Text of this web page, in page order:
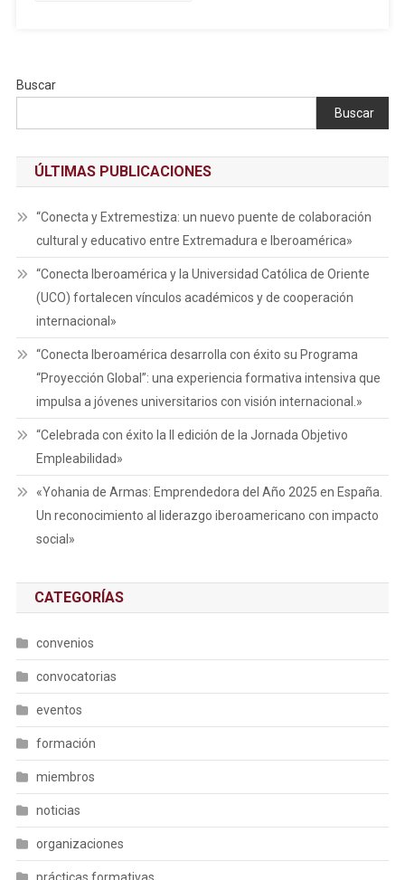
Buscar
Buscar
ÚLTIMAS PUBLICACIONES
“Conecta y Extremestiza: un nuevo puente de colaboración
cultural y educativo entre Extremadura e Iberoamérica»
“Conecta Iberoamérica y la Universidad Católica de Oriente
(UCO) fortalecen vínculos académicos y de cooperación
internacional»
“Conecta Iberoamérica desarrolla con éxito su Programa
“Proyección Global”: una experiencia formativa intensiva que
impulsa a jóvenes universitarios con visión internacional.»
“Celebrada con éxito la II edición de la Jornada Objetivo
Empleabilidad»
«Yohania de Armas: Emprendedora del Año 2025 en España.
Un reconocimiento al liderazgo iberoamericano con impacto
social»
CATEGORÍAS
convenios
convocatorias
eventos
formación
miembros
noticias
organizaciones